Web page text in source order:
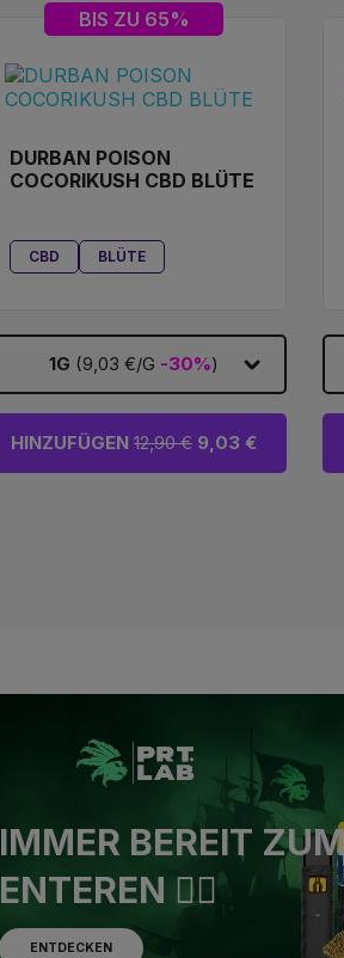
BIS ZU 65%
DURBAN POISON
COCORIKUSH CBD BLÜTE
CBD BLÜTE
1G (9,03 €/G -30%)
HINZUFÜGEN 12,90 € 9,03 €
IMMER BEREIT
ENTEREN 🏴‍☠️
ENTDECKEN